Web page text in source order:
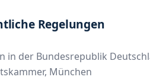
Regelungen
in der Bundesrepublik
München